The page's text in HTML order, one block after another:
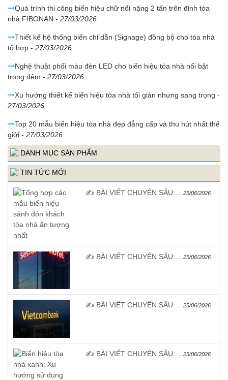
Quá trình thi công biển hiệu chữ nổi nặng 2 tấn trên đỉnh tòa
nhà FIBONAN - 27/03/2026
Thiết kế hệ thống biển chỉ dẫn (Signage) đồng bộ cho tòa nhà
tổ hợp - 27/03/2026
Nghệ thuật phối màu đèn LED cho biển hiệu tòa nhà nổi bật
trong đêm - 27/03/2026
Xu hướng thiết kế biển hiệu tòa nhà tối giản nhưng sang trọng -
27/03/2026
Top 20 mẫu biển hiệu tòa nhà đẹp đẳng cấp và thu hút nhất thế
giới - 27/03/2026
DANH MỤC SẢN PHẨM
TIN TỨC MỚI
✍️ BÀI VIẾT CHUYÊN SÂU:... 25/06/2026
✍️ BÀI VIẾT CHUYÊN SÂU:... 25/06/2026
✍️ BÀI VIẾT CHUYÊN SÂU:... 25/06/2026
✍️ BÀI VIẾT CHUYÊN SÂU:... 25/06/2026